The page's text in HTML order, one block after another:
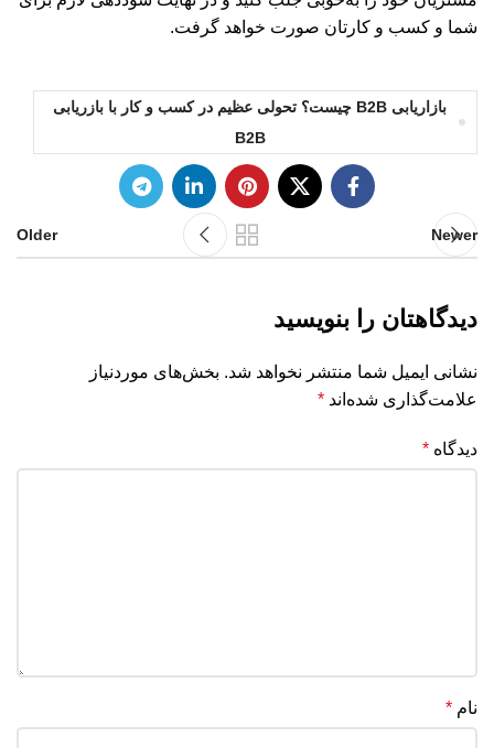
شما و کسب و کارتان صورت خواهد گرفت.
بازاریابی B2B چیست؟ تحولی عظیم در کسب و کار با بازریابی
B2B
Newer
Older
دیدگاهتان را بنویسید
نشانی ایمیل شما منتشر نخواهد شد. بخش‌های موردنیاز
علامت‌گذاری شده‌اند *
دیدگاه *
نام *